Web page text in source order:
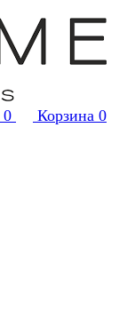
0 Корзина 0